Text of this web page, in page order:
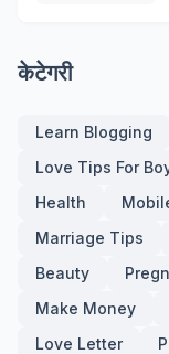
केटेगरी
Learn Blogging
Love Tips For
Health
Marriage Tips
Beauty
Make Money
Love Letter